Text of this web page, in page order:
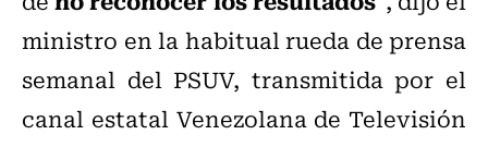
ministro en la habitual rueda de prensa
semanal del PSUV, transmitida por el
canal estatal Venezolana de Televisión